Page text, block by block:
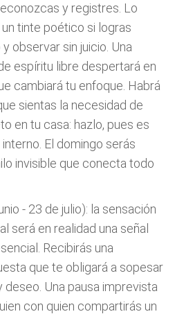
y registres. Lo
tinte poético si logras
observar sin juicio. Una
espíritu libre despertará en
cambiará tu enfoque. Habrá
sientas la necesidad de
en tu casa: hazlo, pues es
El domingo serás
invisible que conecta todo
- 23 de julio): la sensación
será en realidad una señal
Recibirás una
que te obligará a sopesar
deseo. Una pausa imprevista
con quien compartirás un